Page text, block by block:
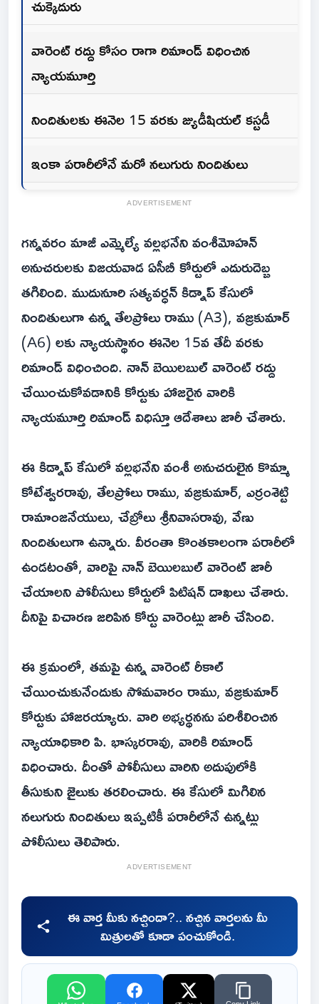
వారెంట్‌ రద్దు కోసం రాగా రిమాండ్‌ విధించిన
న్యాయమూర్తి
నిందితులకు ఈనెల 15 వరకు జ్యుడీషియల్‌ కస్టడీ
ఇంకా పరారీలోనే మరో నలుగురు నిందితులు
ADVERTISEMENT
గన్నవరం మాజీ ఎమ్మెల్యే వల్లభనేని వంశీమోహన్‌
అనుచరులకు విజయవాడ ఏసీబీ కోర్టులో ఎదురుదెబ్బ
తగిలింది. ముదునూరి సత్యవర్ధన్‌ కిడ్నాప్‌ కేసులో
నిందితులుగా ఉన్న తేలప్రోలు రాము (A3), వజ్రకుమార్‌
(A6) లకు న్యాయస్థానం ఈనెల 15వ తేదీ వరకు
రిమాండ్ విధించింది. నాన్ బెయిలబుల్ వారెంట్ రద్దు
చేయించుకోవడానికి కోర్టుకు హాజరైన వారికి
న్యాయమూర్తి రిమాండ్ విధిస్తూ ఆదేశాలు జారీ చేశారు.
ఈ కిడ్నాప్ కేసులో వల్లభనేని వంశీ అనుచరులైన కొమ్మా
కోటేశ్వరరావు, తేలప్రోలు రాము, వజ్రకుమార్, ఎర్రంశెట్టి
రామాంజనేయులు, చేబ్రోలు శ్రీనివాసరావు, వేణు
నిందితులుగా ఉన్నారు. వీరంతా కొంతకాలంగా పరారీలో
ఉండటంతో, వారిపై నాన్ బెయిలబుల్ వారెంట్ జారీ
చేయాలని పోలీసులు కోర్టులో పిటిషన్ దాఖలు చేశారు.
దీనిపై విచారణ జరిపిన కోర్టు వారెంట్లు జారీ చేసింది.
ఈ క్రమంలో, తమపై ఉన్న వారెంట్ రీకాల్
చేయించుకునేందుకు సోమవారం రాము, వజ్రకుమార్
కోర్టుకు హాజరయ్యారు. వారి అభ్యర్థనను పరిశీలించిన
న్యాయాధికారి పి. భాస్కరరావు, వారికి రిమాండ్
విధించారు. దీంతో పోలీసులు వారిని అదుపులోకి
తీసుకుని జైలుకు తరలించారు. ఈ కేసులో మిగిలిన
నలుగురు నిందితులు ఇప్పటికీ పరారీలోనే ఉన్నట్లు
పోలీసులు తెలిపారు.
ADVERTISEMENT
ఈ వార్త మీకు నచ్చిందా?.. నచ్చిన వార్తలను మీ
మిత్రులతో కూడా పంచుకోండి.